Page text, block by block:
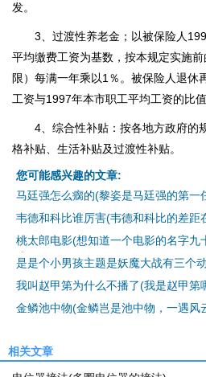
发。
3、过渡性养老金；以被保险人
平均缴费工资为基数，按本规定实施
限）每满一年乘以1％。被保险人退休
工资与1997年本市职工平均工资的比值
4、综合性补贴：按各地方政府的
格补贴、生活补贴及过渡性补贴。
您可能感兴趣的文章:
马廷强怎么瘸的(黎姿是马廷强的第一
韦德和科比谁厉害(韦德和科比的差距
桃太郎电影(想知道一个电影的名字九
是是个小男孩主题是妖魔大战有三个
我叫赵甲第为什么不播了(我是赵甲第
金鳞池中物(金鳞岂是池中物，一遇风
相关文章